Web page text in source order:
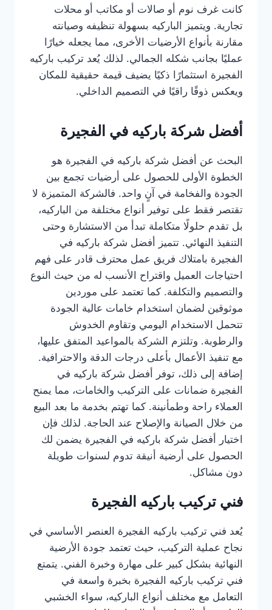
كانت غرف نوم أو صالات أو مكاتب أو محلات
تجارية. ويتميز الباركيه بسهولة تنظيفه وصيانته
مقارنة بأنواع الأرضيات الأخرى، مما يجعله خيارًا
عمليًا بجانب شكله الجمالي. لذلك يُعد تركيب باركيه
الفجيرة استثمارًا ذكيًا يضيف قيمة حقيقية للمكان
ويعكس ذوقًا راقيًا في التصميم الداخلي.
أفضل شركة باركيه في الفجيرة
البحث عن أفضل شركة باركيه في الفجيرة هو
الخطوة الأولى للحصول على أرضيات تجمع بين
الجودة والفخامة في آنٍ واحد. فالشركة المتميزة لا
تقتصر فقط على توفير أنواع مختلفة من الباركيه،
بل تقدم حلولًا متكاملة تبدأ من الاستشارة وحتى
التنفيذ النهائي. تتميز أفضل شركة باركيه في
الفجيرة بامتلاك فريق عمل محترف قادر على فهم
احتياجات العميل واقتراح الأنسب له من حيث النوع
والتصميم والتكلفة. كما تعتمد على موردين
موثوقين لضمان استخدام خامات عالية الجودة
تتحمل الاستخدام اليومي وتقاوم الخدوش
والرطوبة. وتلتزم الشركة بالمواعيد المتفق عليها،
مع تنفيذ الأعمال بأعلى درجات الدقة والاحترافية.
إضافة إلى ذلك، توفر أفضل شركة باركيه في
الفجيرة ضمانات على التركيب والخامات، مما يمنح
العملاء راحة وطمأنينة. كما تهتم بخدمة ما بعد البيع
من خلال الصيانة والإصلاح عند الحاجة. لذلك فإن
اختيار أفضل شركة باركيه في الفجيرة يضمن لك
الحصول على أرضية أنيقة تدوم لسنوات طويلة
دون مشاكل.
فني تركيب باركيه الفجيرة
يُعد فني تركيب باركيه الفجيرة العنصر الأساسي في
نجاح عملية التركيب، حيث تعتمد جودة الأرضية
النهائية بشكل كبير على مهارة وخبرة الفني. يتمتع
فني تركيب باركيه الفجيرة بخبرة واسعة في
التعامل مع مختلف أنواع الباركيه، سواء الخشبي